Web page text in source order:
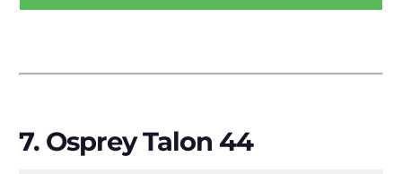
7. Osprey Talon 44